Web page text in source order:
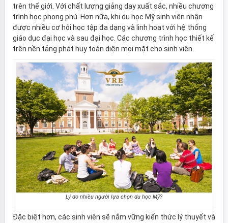
trên thế giới. Với chất lượng giảng dạy xuất sắc, nhiều chương
trình học phong phú. Hơn nữa, khi du học Mỹ sinh viên nhận
được nhiều cơ hội học tập đa dạng và linh hoạt với hệ thống
giáo dục đại học và sau đại học. Các chương trình học thiết kế
trên nền tảng phát huy toàn diện mọi mặt cho sinh viên.
Lý do nhiều người lựa chọn du học Mỹ?
Đặc biệt hơn, các sinh viên sẽ nắm vững kiến thức lý thuyết và